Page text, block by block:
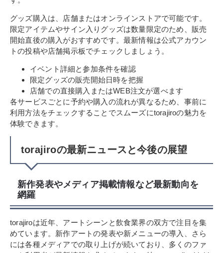
グッズ購入は、店舗またはオンラインストアで可能です。
限定アイテムやサイン入りグッズは数量限定のため、販売
開始直後の購入がおすすめです。最新情報は公式アカウン
トの投稿や店舗掲示板でチェックしましょう。
イベント詳細と参加条件を確認
限定グッズの販売開始日時を把握
店舗での直接購入またはWEB注文が選べます
各サービスごとに予約や購入の流れが異なるため、事前に
利用方法をチェックすることでスムーズにtorajiroの魅力を
体験できます。
torajiroの最新ニュースと今後の展望
新作発表やメディア掲載情報など最新動向を
網羅
torajiroは近年、アートシーンと飲食業界の双方で注目を集
めています。新作アートの発表や新メニューの導入、さら
には各種メディアでの取り上げが続いており、多くのファ